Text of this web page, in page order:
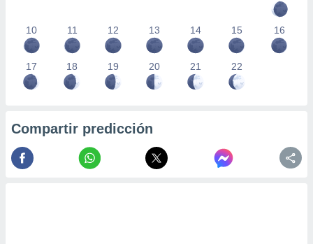
10 11 12 13 14 15 16
17 18 19 20 21 22
Compartir predicción